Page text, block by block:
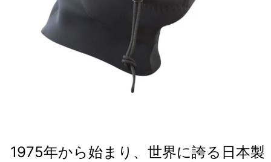
1975年から始まり、世界に誇る日本製